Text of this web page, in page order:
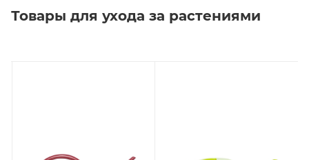
Товары для ухода за растениями